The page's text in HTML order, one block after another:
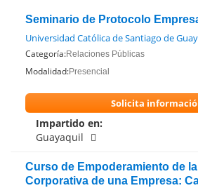
Seminario de Protocolo
Universidad Católica de Santiago de
Categoría:Relaciones Públicas
Modalidad:Presencial
Impartido en:
Guayaquil
Solicita
Curso de Empoderamiento de
Corporativa de una Empresa: